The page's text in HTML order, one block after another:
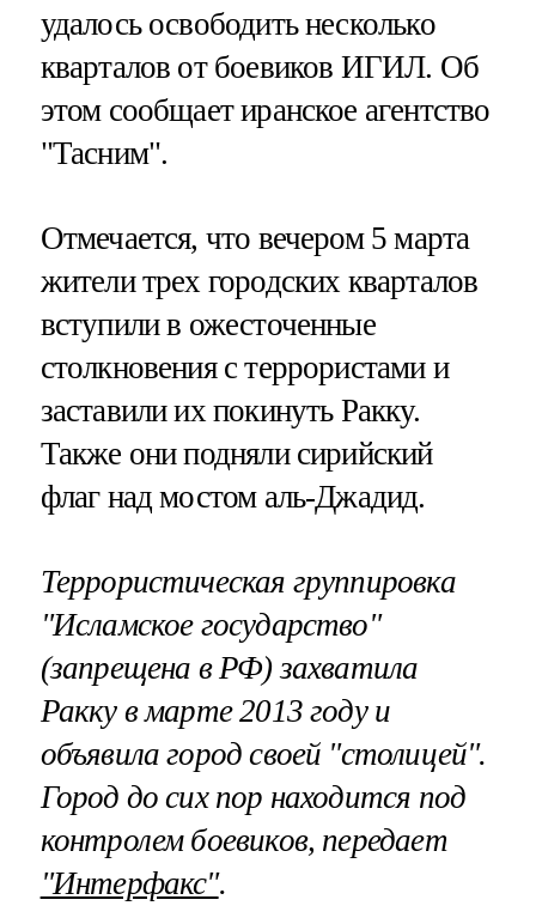
удалось освободить несколько
кварталов от боевиков ИГИЛ. Об
этом сообщает иранское агентство
"Тасним".
Отмечается, что вечером 5 марта
жители трех городских кварталов
вступили в ожесточенные
столкновения с террористами и
заставили их покинуть Ракку.
Также они подняли сирийский
флаг над мостом аль-Джадид.
Террористическая группировка
"Исламское государство"
(запрещена в РФ) захватила
Ракку в марте 2013 году и
объявила город своей "столицей".
Город до сих пор находится под
контролем боевиков, передает
"Интерфакс".